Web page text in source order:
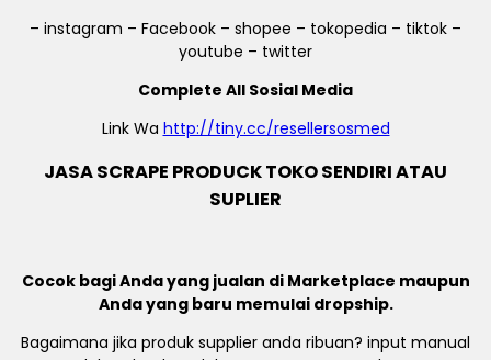
– instagram – Facebook – shopee – tokopedia – tiktok –
youtube – twitter
Complete All Sosial Media
Link Wa http://tiny.cc/resellersosmed
JASA SCRAPE PRODUCK TOKO SENDIRI ATAU
SUPLIER
Cocok bagi Anda yang jualan di Marketplace maupun
Anda yang baru memulai dropship.
Bagaimana jika produk supplier anda ribuan? input manual